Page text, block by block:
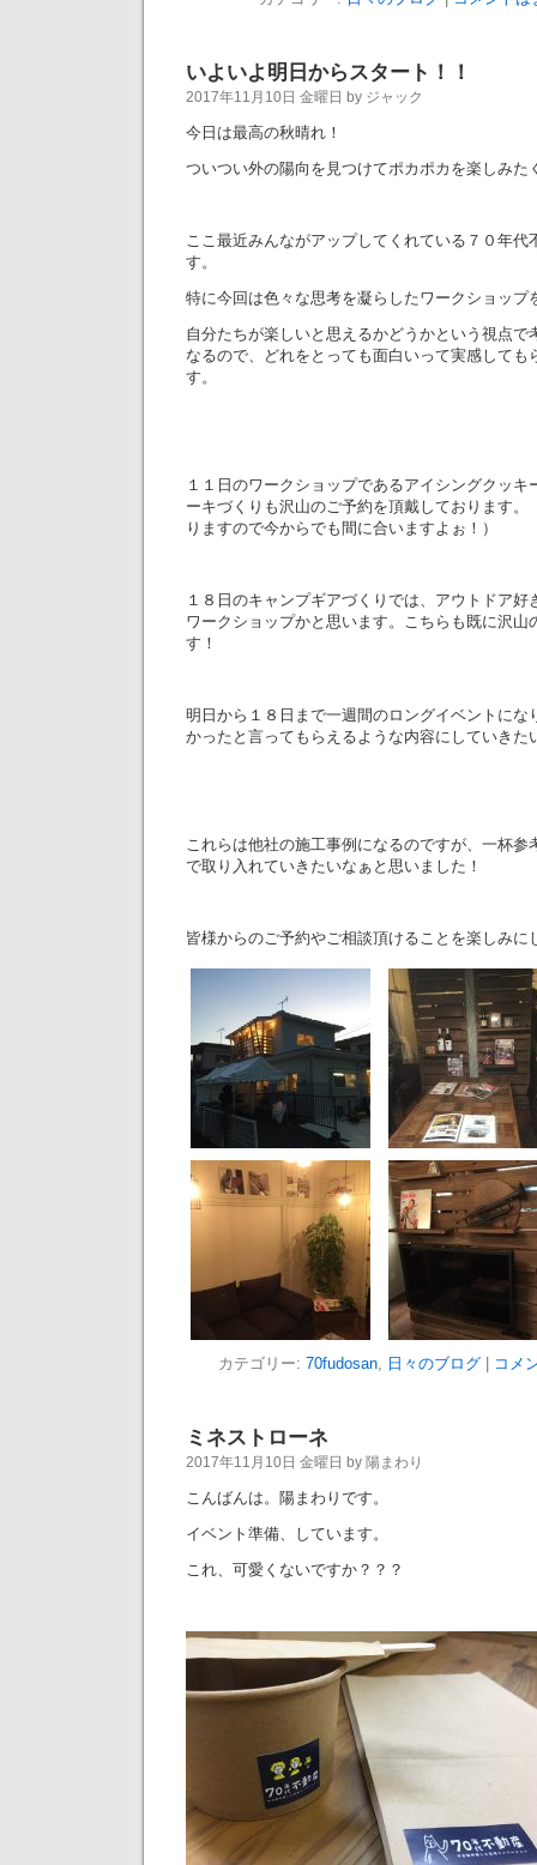
いよいよ明日からスタート！！
2017年11月10日 金曜日 by ジャック
今日は最高の秋晴れ！
ついつい外の陽向を見つけてポカポカを楽しみた
ここ最近みんながアップしてくれている７０年代
す。
特に今回は色々な思考を凝らしたワークショップ
自分たちが楽しいと思えるかどうかという視点で
なるので、どれをとっても面白いって実感しても
す。
１１日のワークショップであるアイシングクッキ
ーキづくりも沢山のご予約を頂戴しております。
りますので今からでも間に合いますよぉ！）
１８日のキャンプギアづくりでは、アウトドア好
ワークショップかと思います。こちらも既に沢山
す！
明日から１８日まで一週間のロングイベントにな
かったと言ってもらえるような内容にしていきた
これらは他社の施工事例になるのですが、一杯参
で取り入れていきたいなぁと思いました！
皆様からのご予約やご相談頂けることを楽しみに
カテゴリー: 70fudosan, 日々のブログ| コメ
ミネストローネ
2017年11月10日 金曜日 by 陽まわり
こんばんは。陽まわりです。
イベント準備、しています。
これ、可愛くないですか？？？